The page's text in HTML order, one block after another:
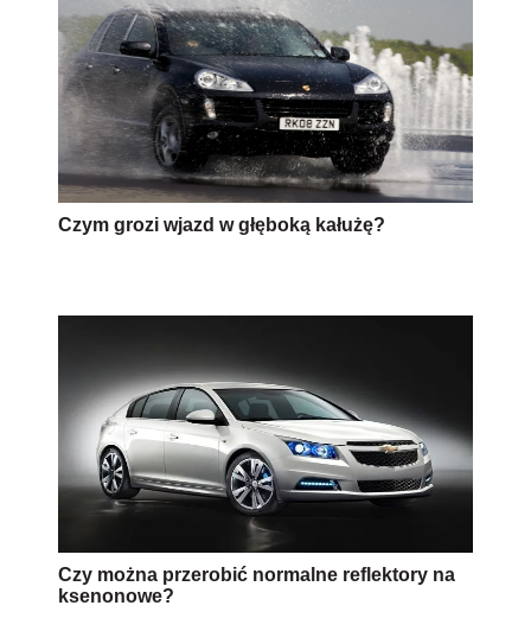
Czym grozi wjazd w głęboką kałużę?
Czy można przerobić normalne reflektory na
ksenonowe?